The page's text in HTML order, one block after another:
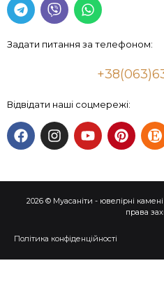
Задати питання за телефоном:
Відвідати наші соцмережі:
2026 © Муасаніти - ювелірні
права
Політика конфіденційності